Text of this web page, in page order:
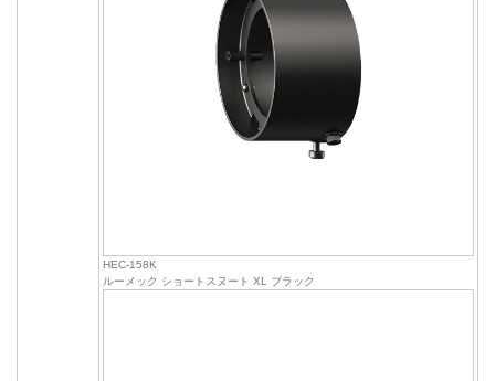
HEC-158K
ルーメック ショートスヌート XL ブラック